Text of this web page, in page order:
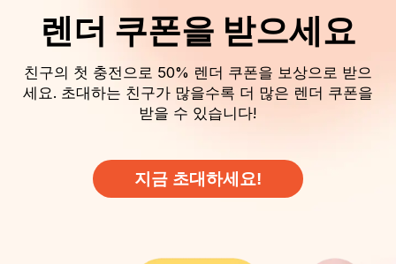
렌더 쿠폰을 받으세요
친구의 첫 충전으로 50% 렌더 쿠폰을 보상으로 받으
세요. 초대하는 친구가 많을수록 더 많은 렌더 쿠폰을
받을 수 있습니다!
지금 초대하세요!